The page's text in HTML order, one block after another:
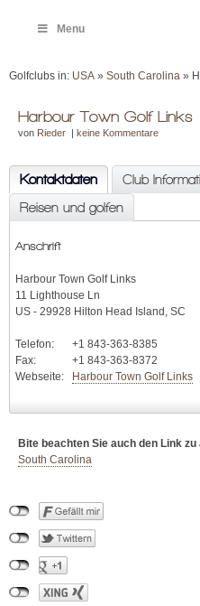
Menu
Golfclubs in: USA » South Carolina »
Harbour Town Golf Links
von Rieder | keine Kommentare
Kontaktdaten Club
Reisen und golfen
Anschrift
Harbour Town Golf Links
11 Lighthouse Ln
US - 29928 Hilton Head Island, SC
Telefon:
+1 843-363-8385
Fax:
+1 843-363-8372
Webseite:
Harbour Town Golf Links
Bite beachten Sie auch den Link zu
South Carolina